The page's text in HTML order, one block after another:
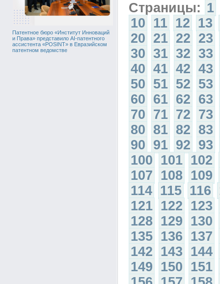
Патентное бюро «Институт Инноваций
и Права» представило AI-патентного
ассистента «POSINT» в Евразийском
патентном ведомстве
Страницы: 1
10 11 12 13
20 21 22 23
30 31 32 33
40 41 42 43
50 51 52 53
60 61 62 63
70 71 72 73
80 81 82 83
90 91 92 93
100 101 102
107 108 109
114 115 116
121 122 123
128 129 130
135 136 137
142 143 144
149 150 151